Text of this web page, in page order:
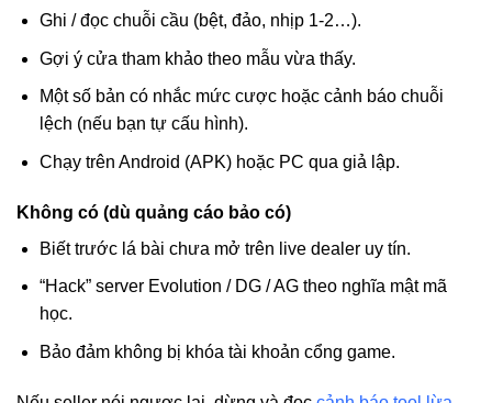
Ghi / đọc chuỗi cầu (bệt, đảo, nhịp 1-2…).
Gợi ý cửa tham khảo theo mẫu vừa thấy.
Một số bản có nhắc mức cược hoặc cảnh báo chuỗi
lệch (nếu bạn tự cấu hình).
Chạy trên Android (APK) hoặc PC qua giả lập.
Không có (dù quảng cáo bảo có)
Biết trước lá bài chưa mở trên live dealer uy tín.
“Hack” server Evolution / DG / AG theo nghĩa mật mã
học.
Bảo đảm không bị khóa tài khoản cổng game.